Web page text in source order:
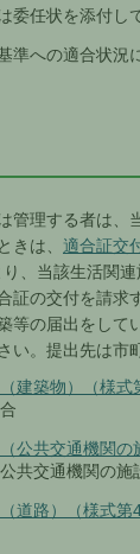
委任状を添付し
準への適合状況
管理する者は、
きは、 適合証交
り、当該生活関
証の交付を請求
等の届出をして
い。提出先は市
建築物）（様式
公共交通機関の
共交通機関の施
道路）（様式第